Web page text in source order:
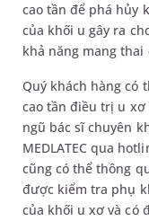
cao tần để phá hủy
của khối u gây ra
khả năng mang
Quý khách hàng có
cao tần điều trị u
ngũ bác sĩ chuyên
MEDLATEC qua
cũng có thể thông
được kiểm tra phụ
của khối u xơ và có